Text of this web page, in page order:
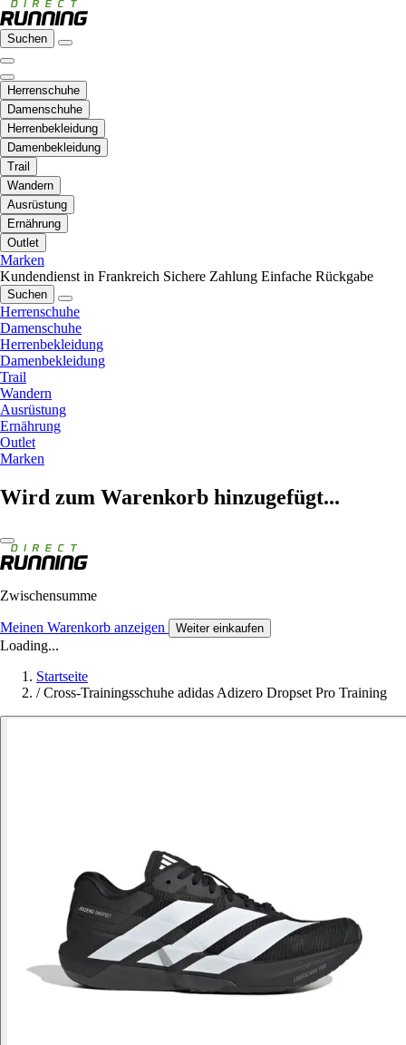
Suchen
Herrenschuhe
Damenschuhe
Herrenbekleidung
Damenbekleidung
Trail
Wandern
Ausrüstung
Ernährung
Outlet
Marken
Kundendienst in Frankreich Sichere Zahlung Einfache Rückgabe
Suchen
Herrenschuhe
Damenschuhe
Herrenbekleidung
Damenbekleidung
Trail
Wandern
Ausrüstung
Ernährung
Outlet
Marken
Wird zum Warenkorb hinzugefügt...
Zwischensumme
Meinen Warenkorb anzeigen Weiter einkaufen
Loading...
Startseite
/ Cross-Trainingsschuhe adidas Adizero Dropset Pro Training